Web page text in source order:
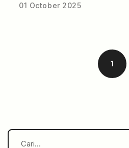
01 October 2025
1